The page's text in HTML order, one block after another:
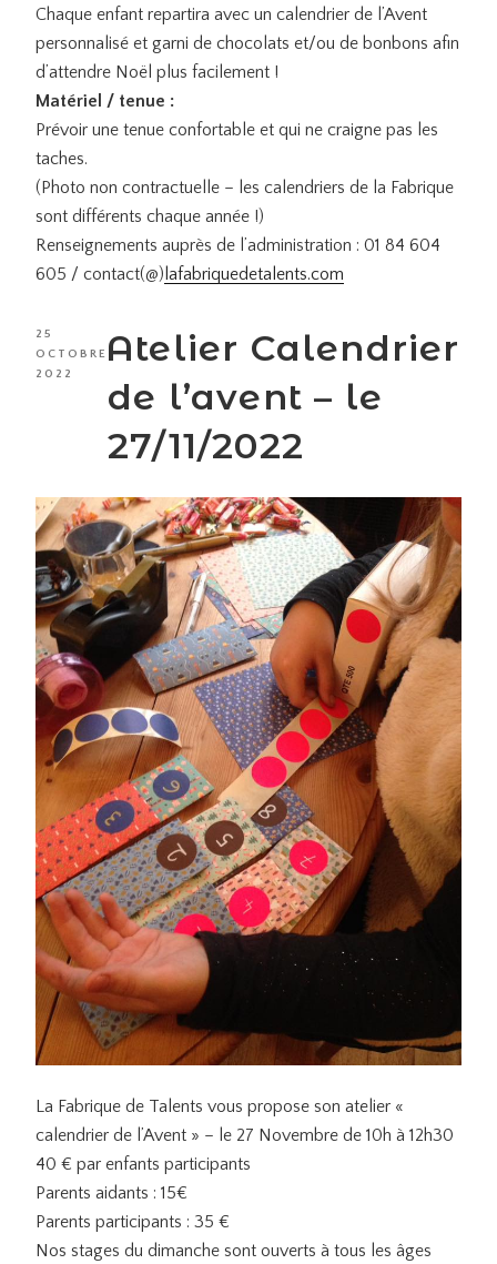
Chaque enfant repartira avec un calendrier de l’Avent
personnalisé et garni de chocolats et/ou de bonbons afin
d’attendre Noël plus facilement !
Matériel / tenue :
Prévoir une tenue confortable et qui ne craigne pas les
taches.
(Photo non contractuelle – les calendriers de la Fabrique
sont différents chaque année !)
Renseignements auprès de l’administration : 01 84 604
605 / contact(@) lafabriquedetalents.com
PUBLIÉ
LE
25
OCTOBRE
2022
Atelier Calendrier
de l’avent – le
27/11/2022
La Fabrique de Talents vous propose son atelier «
calendrier de l’Avent » – le 27 Novembre de 10h à 12h30
40 € par enfants participants
Parents aidants : 15€
Parents participants : 35 €
Nos stages du dimanche sont ouverts à tous les âges